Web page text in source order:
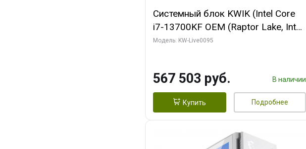
Системный блок KWIK (Intel Core
i7-13700KF OEM (Raptor Lake, Intel
7, C16 8EC/8PC/ 32 ГБ ОЗУ (2
Turbo/ 512 ГБ SSD)
Модель: KW-Live0095
567 503 руб. В наличии
Купить Подробнее